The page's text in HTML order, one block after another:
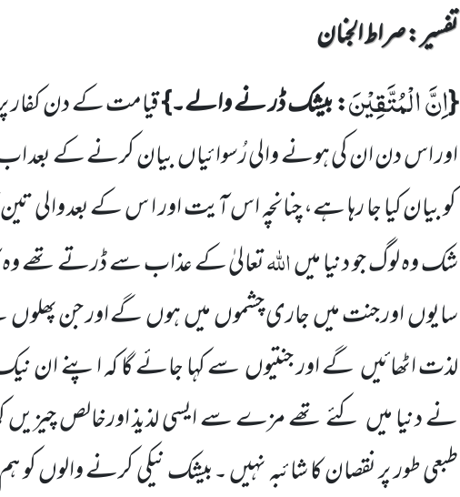
تفسیر : ‎صراط الجنان
{اِنَّ الْمُتَّقِیْنَ: بیشک ڈر نے والے۔}قیامت کے دن کفار
اور اس دن ان کی ہونےوالی رُسوائیاںبیان کرنے کے بعد اب
کو بیان کیا جا رہا ہے، چنانچہ اس آیت اور ا س کےبعد والی
شک وہ لوگ جو دنیا میںاللّٰہتعالیٰ کے عذاب سے ڈرتے تھے
سایوںاور جنت میںجاری چشموںمیںہوںگے اور جن پھلوں
لذت اٹھائیںگے اور جنتیوںسے کہا جائے گا کہ اپنے ان
نے دنیا میں کئے تھے مزے سے ایسی لذیذ اورخالص چیزیں
طبعی طور پر نقصان کا شائبہ نہیں ۔بیشک نیکی کرنے والوں کو